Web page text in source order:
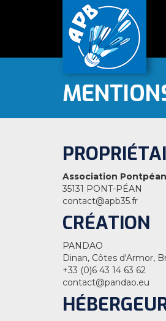
Association
35131 PONT-PÉAN
contact@apb35.fr
CRÉATION
PANDAO
Dinan, Côtes d'Armor,
+33 (0)6 43 14 63 62
contact@pandao.eu